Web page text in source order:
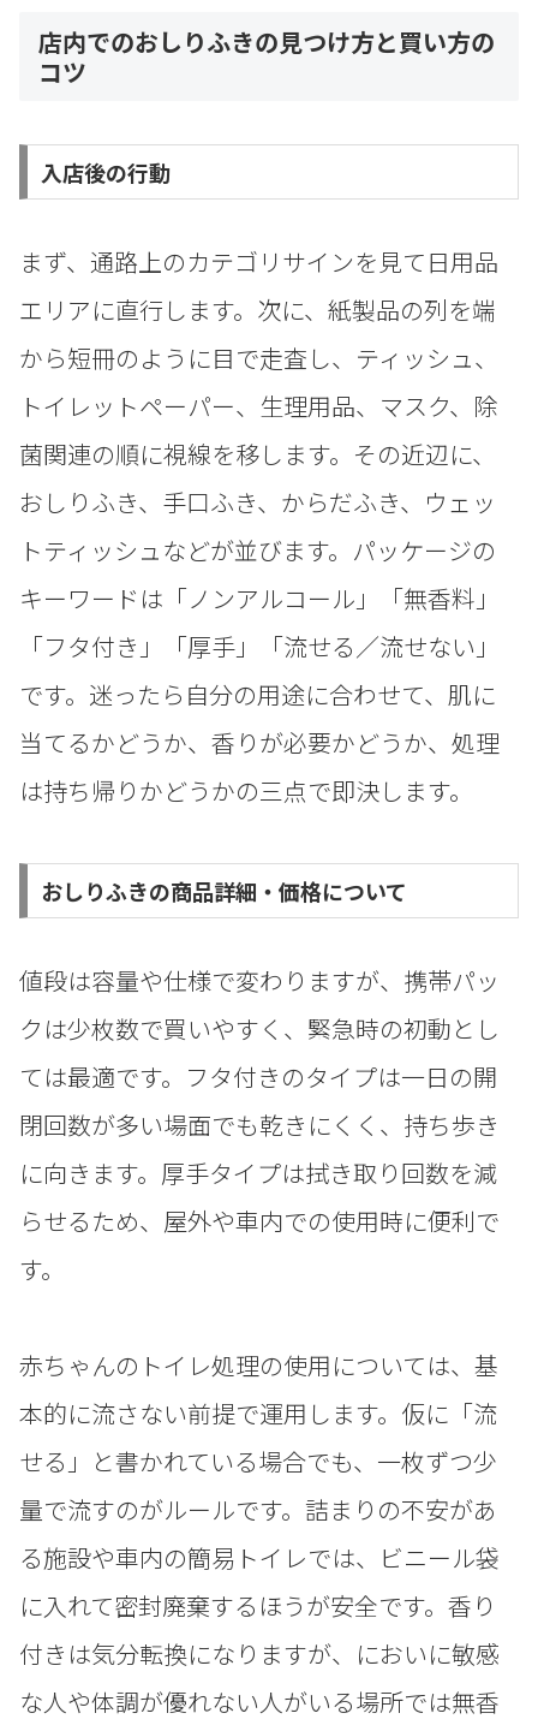
店内でのおしりふきの見つけ方と買い方の
コツ
入店後の行動
まず、通路上のカテゴリサインを見て日用品
エリアに直行します。次に、紙製品の列を端
から短冊のように目で走査し、ティッシュ、
トイレットペーパー、生理用品、マスク、除
菌関連の順に視線を移します。その近辺に、
おしりふき、手口ふき、からだふき、ウェッ
トティッシュなどが並びます。パッケージの
キーワードは「ノンアルコール」「無香料」
「フタ付き」「厚手」「流せる／流せない」
です。迷ったら自分の用途に合わせて、肌に
当てるかどうか、香りが必要かどうか、処理
は持ち帰りかどうかの三点で即決します。
おしりふきの商品詳細・価格について
値段は容量や仕様で変わりますが、携帯パッ
クは少枚数で買いやすく、緊急時の初動とし
ては最適です。フタ付きのタイプは一日の開
閉回数が多い場面でも乾きにくく、持ち歩き
に向きます。厚手タイプは拭き取り回数を減
らせるため、屋外や車内での使用時に便利で
す。
赤ちゃんのトイレ処理の使用については、基
本的に流さない前提で運用します。仮に「流
せる」と書かれている場合でも、一枚ずつ少
量で流すのがルールです。詰まりの不安があ
る施設や車内の簡易トイレでは、ビニール袋
に入れて密封廃棄するほうが安全です。香り
付きは気分転換になりますが、においに敏感
な人や体調が優れない人がいる場所では無香